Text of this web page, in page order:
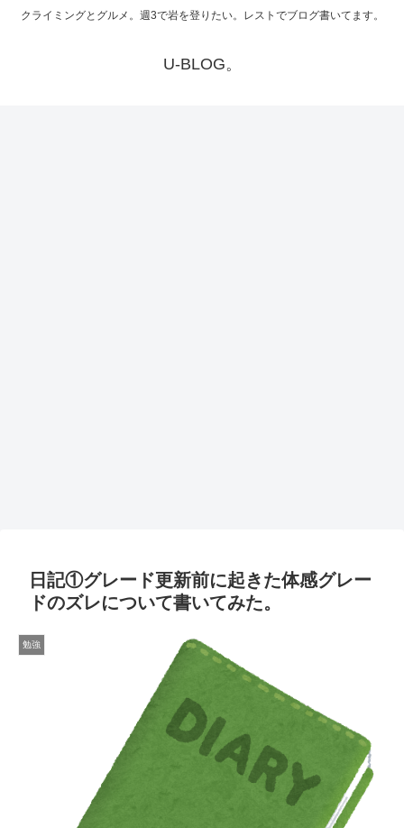
クライミングとグルメ。週3で岩を登りたい。レストでブログ書いてます。
U-BLOG。
日記①グレード更新前に起きた体感グレー
ドのズレについて書いてみた。
勉強